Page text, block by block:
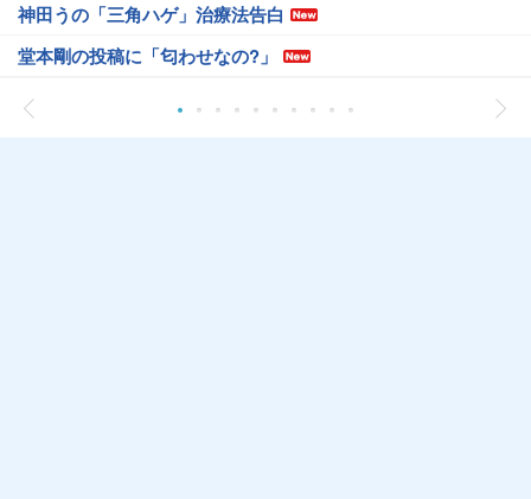
神田うの「三角ハゲ」治療法告白
堂本剛の投稿に「匂わせなの?」